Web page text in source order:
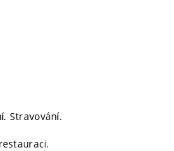
Stravování.